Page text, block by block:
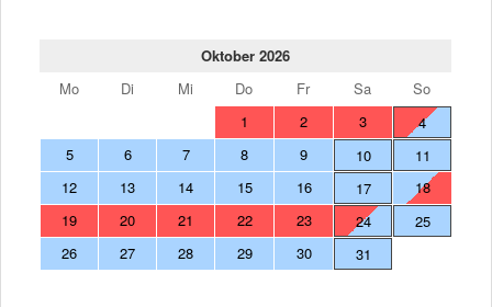
Oktober 2026
Mo
Di Mi Do Fr Sa
So
1
2 3
4
5
6 7 8 9 10
11
12
13 14 15 16 17
18
19
20 21 22 23 24
25
26
27 28 29 30 31